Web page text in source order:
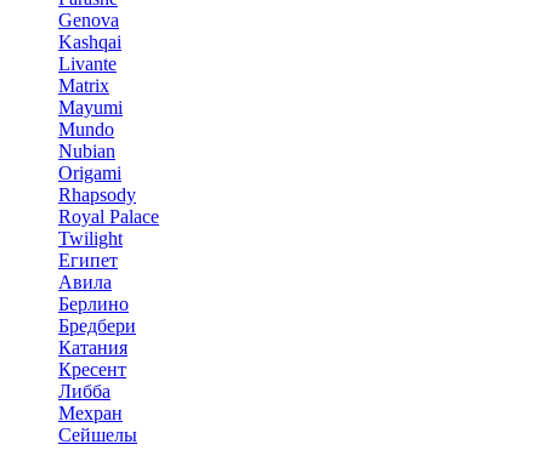
Genova
Kashqai
Livante
Matrix
Mayumi
Mundo
Nubian
Origami
Rhapsody
Royal Palace
Twilight
Египет
Авила
Берлино
Бредбери
Катания
Кресент
Либба
Мехран
Сейшелы